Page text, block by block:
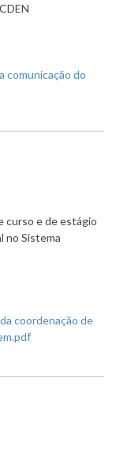
comunicação do
curso e de estágio
no Sistema
coordenação de